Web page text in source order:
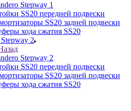
Stepway 1
SS20 передней подвески
SS20 задней подвески
хода сжатия SS20
2
Stepway 2
SS20 передней подвески
SS20 задней подвески
хода сжатия SS20